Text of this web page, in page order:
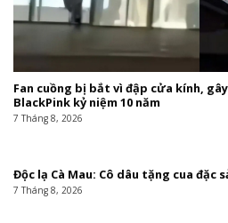
Fan cuồng bị bắt vì đập cửa kính,
BlackPink kỷ niệm 10 năm
7 Tháng 8, 2026
Độc lạ Cà Mau: Cô dâu tặng cua đặc
7 Tháng 8, 2026